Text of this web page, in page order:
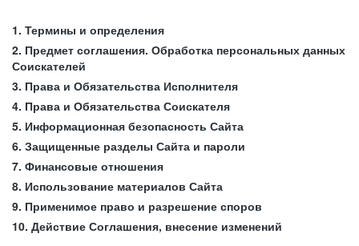
1. Термины и определения
2. Предмет соглашения. Обработка персональных данных
Соискателей
3. Права и Обязательства Исполнителя
4. Права и Обязательства Соискателя
5. Информационная безопасность Сайта
6. Защищенные разделы Сайта и пароли
7. Финансовые отношения
8. Использование материалов Сайта
9. Применимое право и разрешение споров
10. Действие Соглашения, внесение изменений